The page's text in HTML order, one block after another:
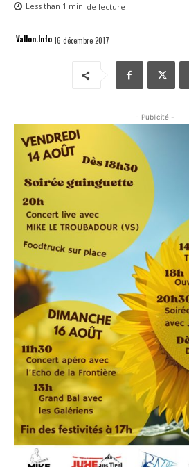
Less than 1 min. de lecture
Vallon.Info16 décembre 2017
- Publicité -